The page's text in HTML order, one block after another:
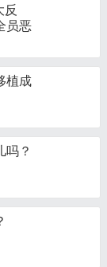
反
员恶
植成
吗？